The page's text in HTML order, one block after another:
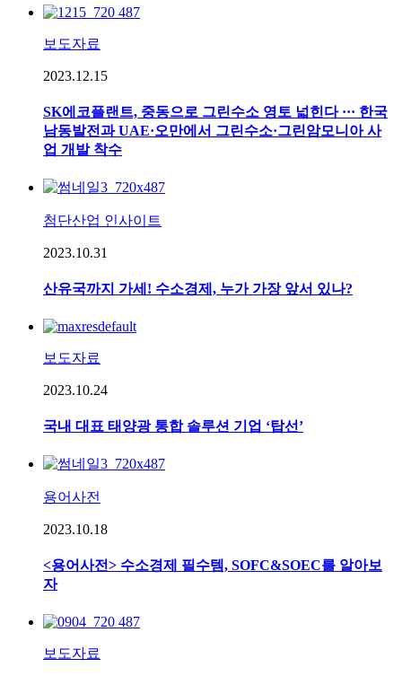
보도자료
2023.12.15
SK에코플랜트, 중동으로 그린수소 영토 넓힌다 ··· 한국
남동발전과 UAE·오만에서 그린수소·그린암모니아 사
업 개발 착수
첨단산업 인사이트
2023.10.31
산유국까지 가세! 수소경제, 누가 가장 앞서 있나?
보도자료
2023.10.24
국내 대표 태양광 통합 솔루션 기업 ‘탑선’
용어사전
2023.10.18
<용어사전> 수소경제 필수템, SOFC&SOEC를 알아보
자
보도자료